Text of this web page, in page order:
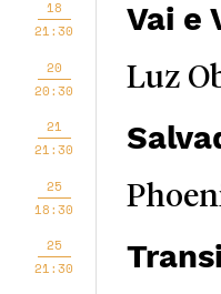
18
21:30
Vai e
20
20:30
Luz
21
21:30
25
18:30
25
21:30